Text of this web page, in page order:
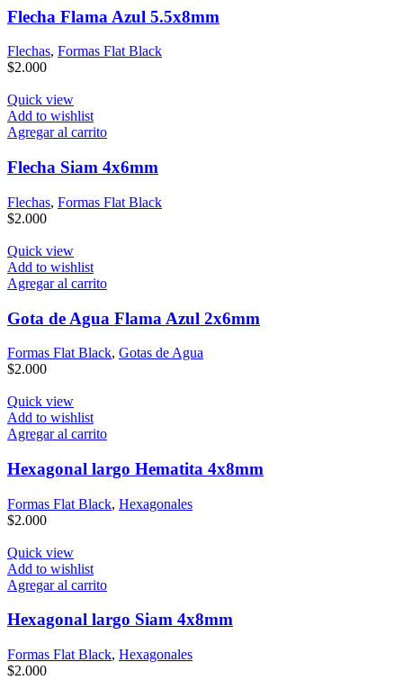
Flecha Flama Azul 5.5x8mm
Flechas, Formas Flat Black
$2.000
Quick view
Add to wishlist
Agregar al carrito
Flecha Siam 4x6mm
Flechas, Formas Flat Black
$2.000
Quick view
Add to wishlist
Agregar al carrito
Gota de Agua Flama Azul 2x6mm
Formas Flat Black, Gotas de Agua
$2.000
Quick view
Add to wishlist
Agregar al carrito
Hexagonal largo Hematita 4x8mm
Formas Flat Black, Hexagonales
$2.000
Quick view
Add to wishlist
Agregar al carrito
Hexagonal largo Siam 4x8mm
Formas Flat Black, Hexagonales
$2.000